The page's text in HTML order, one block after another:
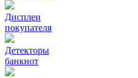
Дисплеи
покупателя
Детекторы
банкнот